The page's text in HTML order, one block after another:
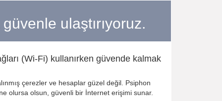
ulaştırıyoruz.
(Wi-Fi) kullanırken güvende kalmak
çerezler ve hesaplar güzel değil. Psiphon
olursa olsun, güvenli bir İnternet erişimi sunar.